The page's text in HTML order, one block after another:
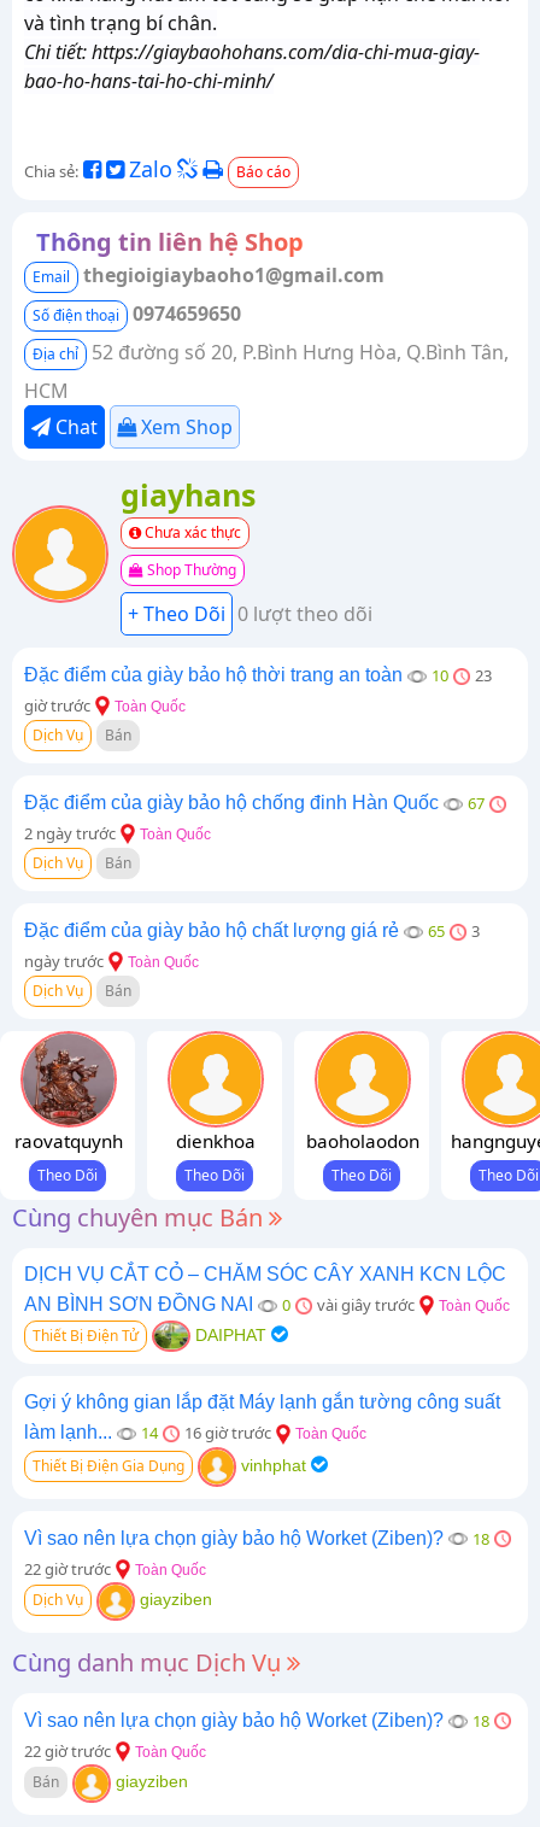
và tình trạng bí chân.
Chi tiết: https://giaybaohohans.com/dia-chi-mua-giay-
bao-ho-hans-tai-ho-chi-minh/
Chia sẻ: Zalo Báo cáo
Thông tin liên hệ Shop
Email thegioigiaybaoho1@gmail.com
Số điện thoại 0974659650
Địa chỉ
52 đường số 20, P.Bình Hưng Hòa, Q.Bình Tân,
HCM
Chat
Xem Shop
giayhans
Chưa xác thực
Shop Thường
0 lượt theo dõi
Đặc điểm của giày bảo hộ thời trang an toàn 10
23
giờ trước
Toàn Quốc
Dịch Vụ Bán
Đặc điểm của giày bảo hộ chống đinh Hàn Quốc
67
2 ngày trước
Toàn Quốc
Dịch Vụ Bán
Đặc điểm của giày bảo hộ chất lượng giá rẻ 65
3
ngày trước
Toàn Quốc
Dịch Vụ Bán
raovatquynh dienkhoa baoholaodon
Cùng chuyên mục Bán
DỊCH VỤ CẮT CỎ – CHĂM SÓC CÂY XANH KCN LỘC
AN BÌNH SƠN ĐỒNG NAI
0 vài giây trước Toàn Quốc
Thiết Bị Điện Tử DAIPHAT
Gợi ý không gian lắp đặt Máy lạnh gắn tường công suất
làm lạnh...
14 16 giờ trước Toàn Quốc
Thiết Bị Điện Gia Dụng vinhphat
Vì sao nên lựa chọn giày bảo hộ Worket (Ziben)?
18
22 giờ trước
Toàn Quốc
Dịch Vụ giayziben
Cùng danh mục Dịch Vụ
Vì sao nên lựa chọn giày bảo hộ Worket (Ziben)?
18
22 giờ trước
Toàn Quốc
Bán giayziben